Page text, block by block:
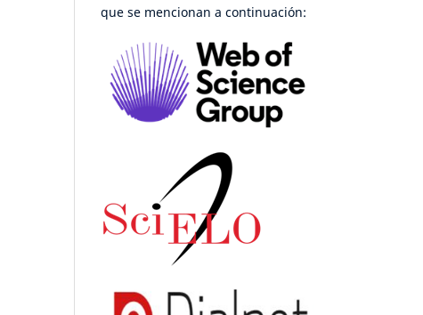
que se mencionan a continuación: